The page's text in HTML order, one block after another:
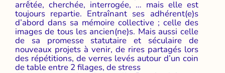
arrêtée, cherchée, interrogée, … mais elle est
toujours repartie. Entraînant ses adhérent(e)s
d’abord dans sa mémoire collective ; celle des
images de tous les ancien(ne)s. Mais aussi celle
de sa promesse statutaire et séculaire de
nouveaux projets à venir, de rires partagés lors
des répétitions, de verres levés autour d’un coin
de table entre 2 filages, de stress